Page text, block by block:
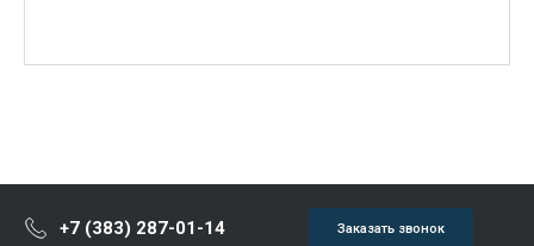
+7 (383) 287-01-14 Заказать звонок